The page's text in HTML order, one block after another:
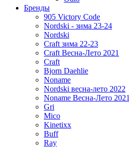
Бренды
905 Victory Code
Nordski - зима 23-24
Nordski
Craft зима 22-23
Craft Весна-Лето 2021
Craft
Bjorn Daehlie
Noname
Nordski весна-лето 2022
Noname Весна-Лето 2021
Gri
Mico
Kinetixx
Buff
Ray